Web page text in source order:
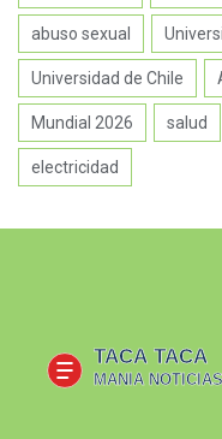
abuso sexual
Universidad de Chile
Mundial 2026 salud
electricidad